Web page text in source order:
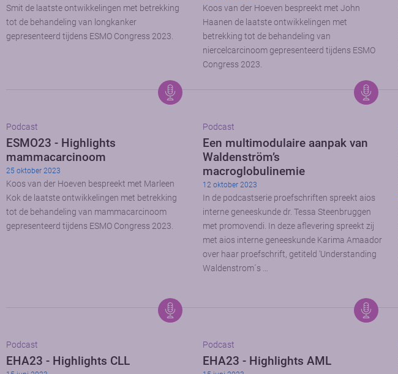
Smit de laatste ontwikkelingen met betrekking
tot de behandeling van longkanker
gepresenteerd tijdens ESMO Congress 2023.
Koos van der Hoeven bespreekt met John
Haanen de laatste ontwikkelingen met
betrekking tot de behandeling van
niercelcarcinoom gepresenteerd tijdens ESMO
Congress 2023.
Podcast
ESMO23 - Highlights
mammacarcinoom
25 oktober 2023
Koos van der Hoeven bespreekt met Marleen
Kok de laatste ontwikkelingen met betrekking
tot de behandeling van mammacarcinoom
gepresenteerd tijdens ESMO Congress 2023.
Podcast
Een multimodulaire aanpak van
Waldenström’s
macroglobulinemie
12 oktober 2023
In de podcastserie proefschriften spreekt aios
interne geneeskunde dr. Tessa Steenbruggen
met promovendi. In deze aflevering spreekt zij
met aios interne geneeskunde Karima Amaador
over haar proefschrift, getiteld ‘Understanding
Waldenstrom´s …
Podcast
EHA23 - Highlights CLL
Podcast
EHA23 - Highlights AML